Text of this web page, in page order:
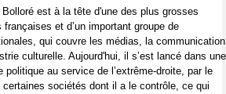
est à la tête d'une des plus grosses
françaises et d’un important groupe de
qui couvre les médias, la communication
culturelle. Aujourd'hui, il s’est lancé dans une
politique au service de l’extrême-droite, par le
certaines sociétés dont il a le contrôle, ce qui